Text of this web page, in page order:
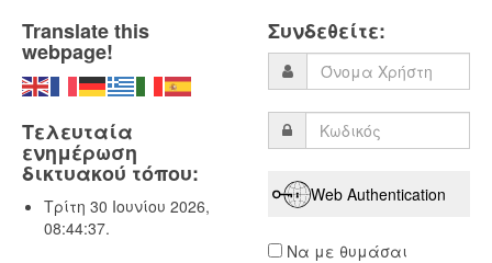
Translate this
webpage!
Τελευταία
ενημέρωση
δικτυακού τόπου:
Τρίτη 30 Ιουνίου 2026,
08:44:37.
Συνδεθείτε:
Web Authentication
Να με θυμάσαι